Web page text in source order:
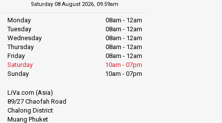
Saturday 08 August 2026, 09:59am
Monday
08am - 12am
Tuesday
08am - 12am
Wednesday
08am - 12am
Thursday
08am - 12am
Friday
08am - 12am
Saturday
10am - 07pm
Sunday
10am - 07pm
LiVa.com (Asia)
89/27 Chaofah Road
Chalong District
Muang Phuket